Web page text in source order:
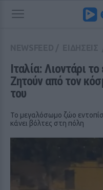
Ιταλία: Λιοντάρι
Ζητούν από τον
του
Το μεγαλόσωμο ζώο
κάνει βόλτες στη πόλη